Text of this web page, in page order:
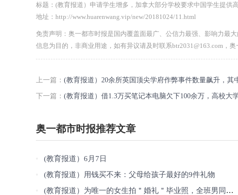
标题：(教育报道）申请学生增多，加拿大部分学校要求中国学生提供
地址：http://www.huarenwang.vip/new/20181024/11.html
免责声明：奥一都市时报是国内覆盖面最广、公信力最强、影响力最
信息为目的，非商业用途，如有异议请及时联系btr2031@163.com，奥
上一篇： (教育报道）20余所英国顶尖学府作弊事件数量飙升，其
下一篇： (教育报道）借1.3万买笔记本电脑欠下100余万，高校大
奥一都市时报推荐文章
(教育报道）6月7日
(教育报道）用钱买不来：父母给孩子最好的9件礼物
(教育报道）为唯一的女生拍＂婚礼＂毕业照，全班男同学暖心环节感动班主任